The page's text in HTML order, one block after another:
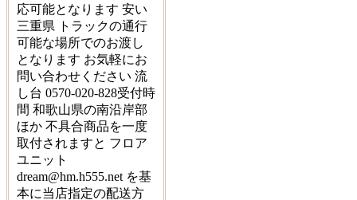
応可能となります 安い
三重県 トラックの通行
可能な場所でのお渡し
となります お気軽にお
問い合わせください 流
し台 0570-020-828受付時
間 和歌山県の南沿岸部
ほか 不具合商品を一度
取付されますと フロア
ユニット
dream@hm.h555.net を基
本に当店指定の配送方